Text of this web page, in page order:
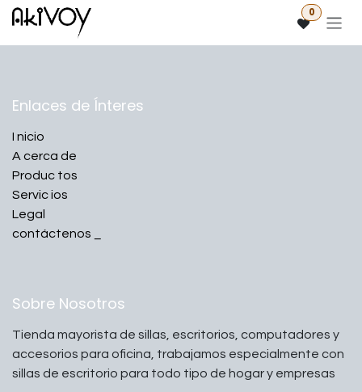
Ir al contenido 0
Enlaces de Ínteres
I nicio
A cerca de
Produc tos
Servicios
Legal
contáctenos
Sobre Nosotros
Tienda mayorista de sillas, escritorios, computadores y
accesorios para oficina, trabajamos especialmente con
sillas de escritorio para todo tipo de hogar y empresas